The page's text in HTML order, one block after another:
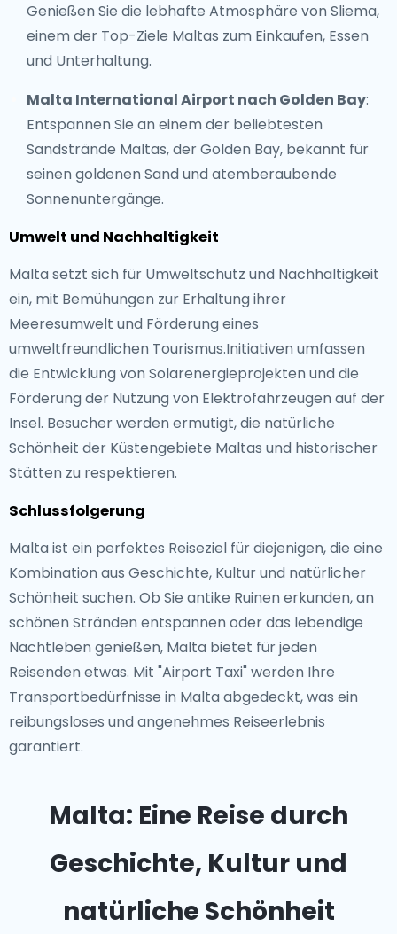
Genießen Sie die lebhafte Atmosphäre von Sliema,
einem der Top-Ziele Maltas zum Einkaufen, Essen
und Unterhaltung.
Malta International Airport nach Golden Bay:
Entspannen Sie an einem der beliebtesten
Sandstrände Maltas, der Golden Bay, bekannt für
seinen goldenen Sand und atemberaubende
Sonnenuntergänge.
Umwelt und Nachhaltigkeit
Malta setzt sich für Umweltschutz und Nachhaltigkeit
ein, mit Bemühungen zur Erhaltung ihrer
Meeresumwelt und Förderung eines
umweltfreundlichen Tourismus.Initiativen umfassen
die Entwicklung von Solarenergieprojekten und die
Förderung der Nutzung von Elektrofahrzeugen auf der
Insel. Besucher werden ermutigt, die natürliche
Schönheit der Küstengebiete Maltas und historischer
Stätten zu respektieren.
Schlussfolgerung
Malta ist ein perfektes Reiseziel für diejenigen, die eine
Kombination aus Geschichte, Kultur und natürlicher
Schönheit suchen. Ob Sie antike Ruinen erkunden, an
schönen Stränden entspannen oder das lebendige
Nachtleben genießen, Malta bietet für jeden
Reisenden etwas. Mit "Airport Taxi" werden Ihre
Transportbedürfnisse in Malta abgedeckt, was ein
reibungsloses und angenehmes Reiseerlebnis
garantiert.
Malta: Eine Reise durch
Geschichte, Kultur und
natürliche Schönheit